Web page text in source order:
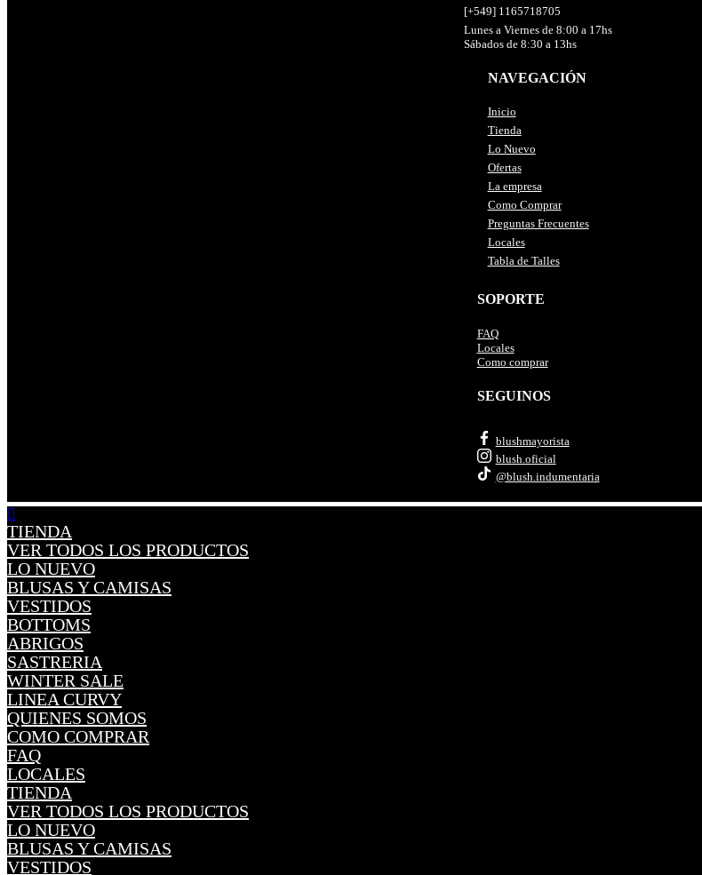
[+549] 1165718705
Lunes a Viernes de 8:00 a 17hs
Sábados de 8:30 a 13hs
NAVEGACIÓN
Inicio
Tienda
Lo Nuevo
Ofertas
La empresa
Como Comprar
Preguntas Frecuentes
Locales
Tabla de Talles
SOPORTE
FAQ
Locales
Como comprar
SEGUINOS
blushmayorista
blush.oficial
@blush.indumentaria
TIENDA
VER TODOS LOS PRODUCTOS
LO NUEVO
BLUSAS Y CAMISAS
VESTIDOS
BOTTOMS
ABRIGOS
SASTRERIA
WINTER SALE
LINEA CURVY
QUIENES SOMOS
COMO COMPRAR
FAQ
LOCALES
TIENDA
VER TODOS LOS PRODUCTOS
LO NUEVO
BLUSAS Y CAMISAS
VESTIDOS